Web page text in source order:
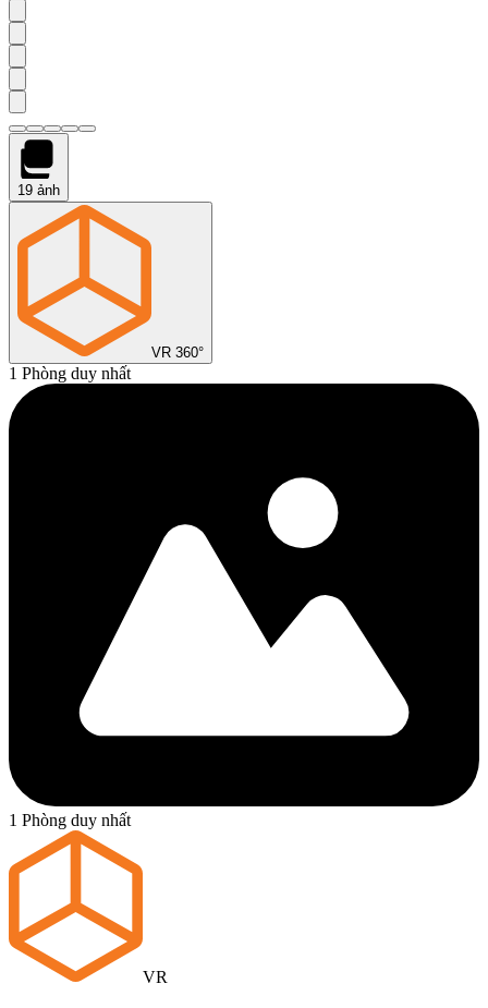
19 ảnh
VR 360°
1 Phòng duy nhất
1 Phòng duy nhất
VR